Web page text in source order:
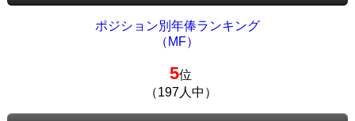
ポジション別年俸ランキング
（MF）
5位
（197人中）